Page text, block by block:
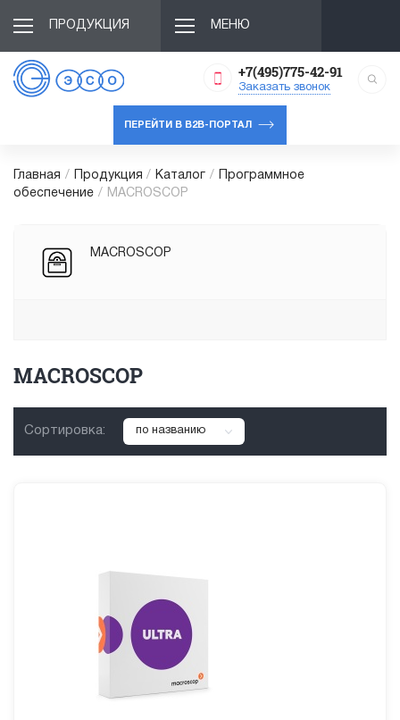
ПРОДУКЦИЯ МЕНЮ
+7(495)775-42-91
Заказать звонок
ПЕРЕЙТИ В B2B-ПОРТАЛ
Главная / Продукция / Каталог /
Программное
обеспечение / MACROSCOP
MACROSCOP
MACROSCOP
Сортировка: по названию